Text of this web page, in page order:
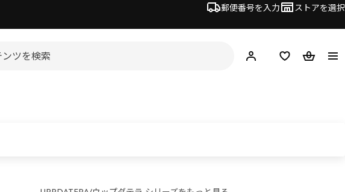
郵便番号を入力 ストアを選択
ログイン・新規入会
欲しいものリスト
カート